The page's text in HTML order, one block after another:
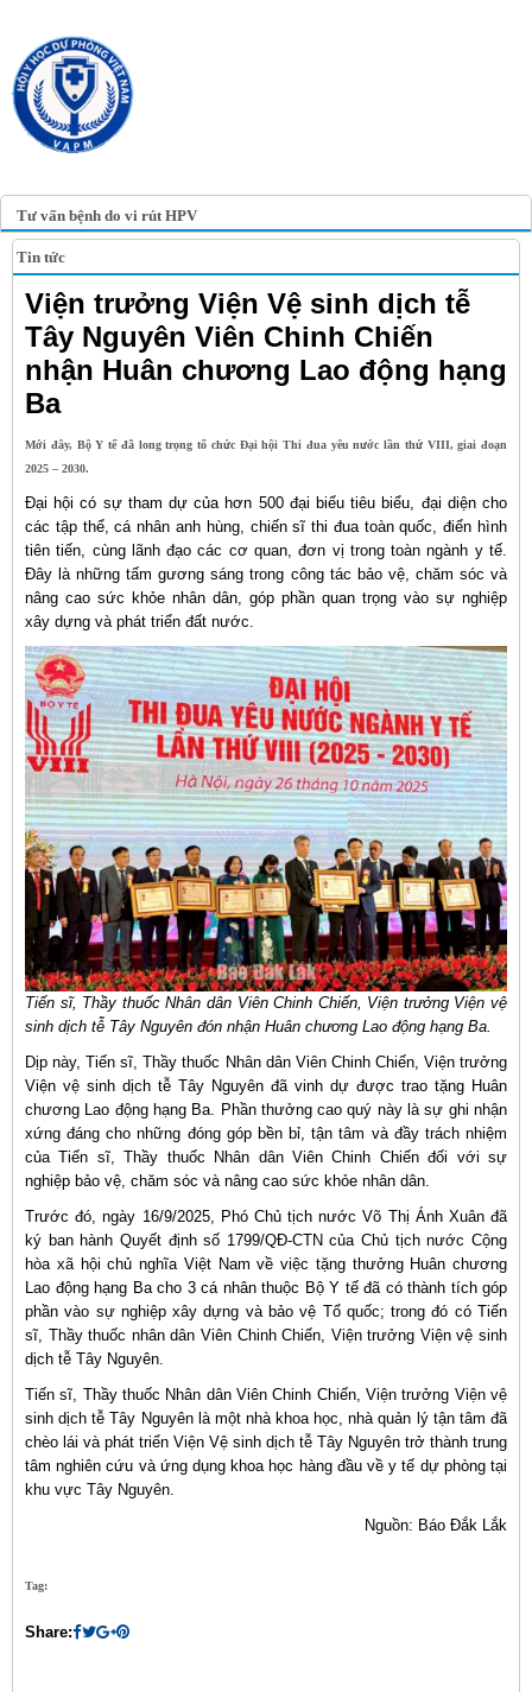
Tư vấn bệnh do vi rút HPV
Tin tức
Viện trưởng Viện Vệ sinh dịch tễ
Tây Nguyên Viên Chinh Chiến
nhận Huân chương Lao động hạng
Ba
Mới đây, Bộ Y tế đã long trọng tổ chức Đại hội Thi đua yêu nước lần thứ VIII, giai đoạn
2025 – 2030.
Đại hội có sự tham dự của hơn 500 đại biểu tiêu biểu, đại diện cho
các tập thể, cá nhân anh hùng, chiến sĩ thi đua toàn quốc, điển hình
tiên tiến, cùng lãnh đạo các cơ quan, đơn vị trong toàn ngành y tế.
Đây là những tấm gương sáng trong công tác bảo vệ, chăm sóc và
nâng cao sức khỏe nhân dân, góp phần quan trọng vào sự nghiệp
xây dựng và phát triển đất nước.
Tiến sĩ, Thầy thuốc Nhân dân Viên Chinh Chiến, Viện trưởng Viện vệ
sinh dịch tễ Tây Nguyên đón nhận Huân chương Lao động hạng Ba.
Dịp này, Tiến sĩ, Thầy thuốc Nhân dân Viên Chinh Chiến, Viện trưởng
Viện vệ sinh dịch tễ Tây Nguyên đã vinh dự được trao tặng Huân
chương Lao động hạng Ba. Phần thưởng cao quý này là sự ghi nhận
xứng đáng cho những đóng góp bền bỉ, tận tâm và đầy trách nhiệm
của Tiến sĩ, Thầy thuốc Nhân dân Viên Chinh Chiến đối với sự
nghiệp bảo vệ, chăm sóc và nâng cao sức khỏe nhân dân.
Trước đó, ngày 16/9/2025, Phó Chủ tịch nước Võ Thị Ánh Xuân đã
ký ban hành Quyết định số 1799/QĐ-CTN của Chủ tịch nước Cộng
hòa xã hội chủ nghĩa Việt Nam về việc tặng thưởng Huân chương
Lao động hạng Ba cho 3 cá nhân thuộc Bộ Y tế đã có thành tích góp
phần vào sự nghiệp xây dựng và bảo vệ Tổ quốc; trong đó có Tiến
sĩ, Thầy thuốc nhân dân Viên Chinh Chiến, Viện trưởng Viện vệ sinh
dịch tễ Tây Nguyên.
Tiến sĩ, Thầy thuốc Nhân dân Viên Chinh Chiến, Viện trưởng Viện vệ
sinh dịch tễ Tây Nguyên là một nhà khoa học, nhà quản lý tận tâm đã
chèo lái và phát triển Viện Vệ sinh dịch tễ Tây Nguyên trở thành trung
tâm nghiên cứu và ứng dụng khoa học hàng đầu về y tế dự phòng tại
khu vực Tây Nguyên.
Nguồn: Báo Đắk Lắk
Tag:
Share: